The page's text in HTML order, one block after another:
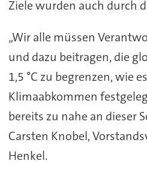
Ziele wurden auch durch
„Wir alle müssen
und dazu beitragen, die
1,5 °C zu begrenzen, wie
Klimaabkommen
bereits zu nahe an dieser
Carsten Knobel,
Henkel.